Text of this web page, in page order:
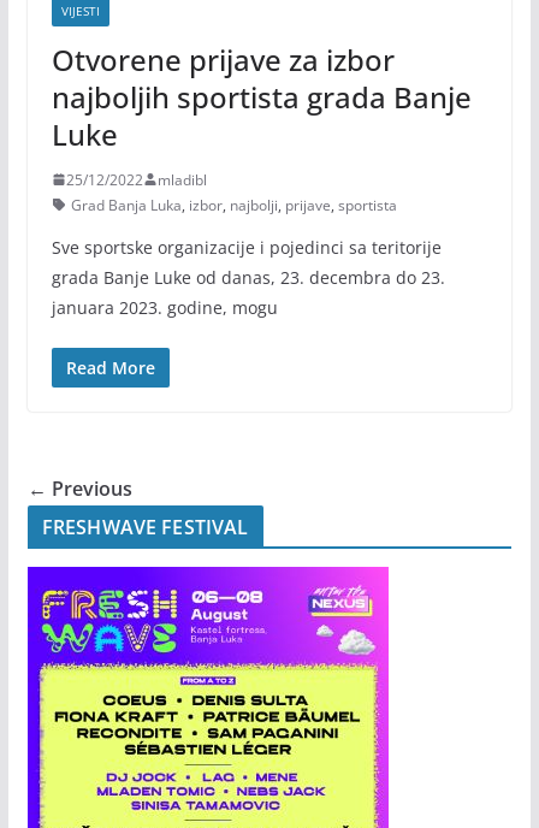
VIJESTI
Otvorene prijave za izbor
najboljih sportista grada Banje
Luke
25/12/2022
mladibl
Grad Banja Luka, izbor, najbolji, prijave, sportista
Sve sportske organizacije i pojedinci sa teritorije
grada Banje Luke od danas, 23. decembra do 23.
januara 2023. godine, mogu
Read More
← Previous
FRESHWAVE FESTIVAL